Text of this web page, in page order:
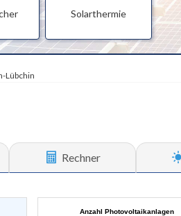
Solarthermie
Lübchin
Rechner
Anzahl Photovoltaikanlagen